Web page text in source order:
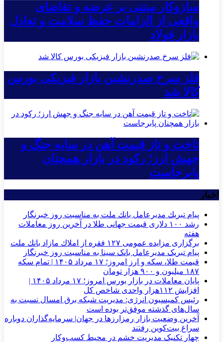
سازوکار مبتنی بر عرضه و تقاضای
واقعی از الزامات حفظ سلامت و تعادل
بازار فولاد
فلز سرخ صدرنشین بازار فیزیکی بورس
کالا شد
تاخت و تاز قیمت آهن در سایه جنگ و
جهش ارز؛ رکود در بازار همچنان
پابرجاست
اخبار
پیام تبریك مدیرعامل بانك ملت به مناسبت روز خبرنگار
رشد ۱۰۰ دلاری قیمت جهانی طلا در آخرین روز معاملات
هفته
برگزاری مزایده عمومی ۱۲۷ فقره از املاك مازاد بانك ملت
پیام تبریک مدیرعامل بانک سینا به مناسبت روز خبرنگار
قیمت طلا، سکه و ارز امروز؛ ۱۷ مرداد ۱۴۰۵ | تمام سکه
۱۸۷ میلیون و ۹۰۰ هزار تومان
پایان معاملات در بازار بورس امروز؛ ۱۷ مرداد ۱۴۰۵ |
افزایش ۱۱۲هزار واحدی شاخص کل
رئیس کمیسیون انرژی: مدیریت شبکه برق امسال نسبت به
سال‌های گذشته موفق‌تر بوده است
آخرین وضعیت بازار رمزارزها در جهان| سرمایه‌گذاران دوباره
سراغ بیت‌کوین رفتند
چهار تکنیک مدیریت خشم در محیط کسب‌وکار